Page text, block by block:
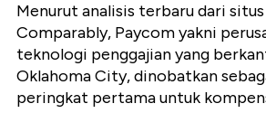
Menurut analisis terbaru dari situs
Comparably, Paycom yakni
teknologi penggajian yang
Oklahoma City, dinobatkan
peringkat pertama untuk